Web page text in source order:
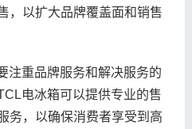
，以扩大品牌覆盖面和销售
重品牌服务和解决服务的
电冰箱可以提供专业的售
务，以确保消费者享受到高